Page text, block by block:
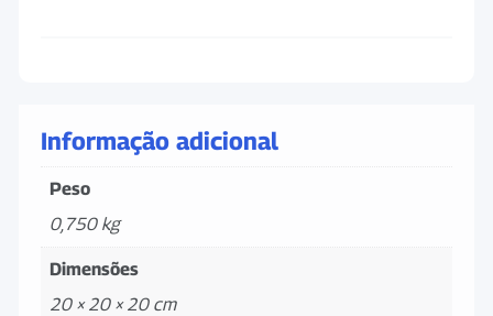
Informação adicional
Peso
0,750 kg
Dimensões
20 × 20 × 20 cm